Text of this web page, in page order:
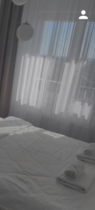
-
Garage